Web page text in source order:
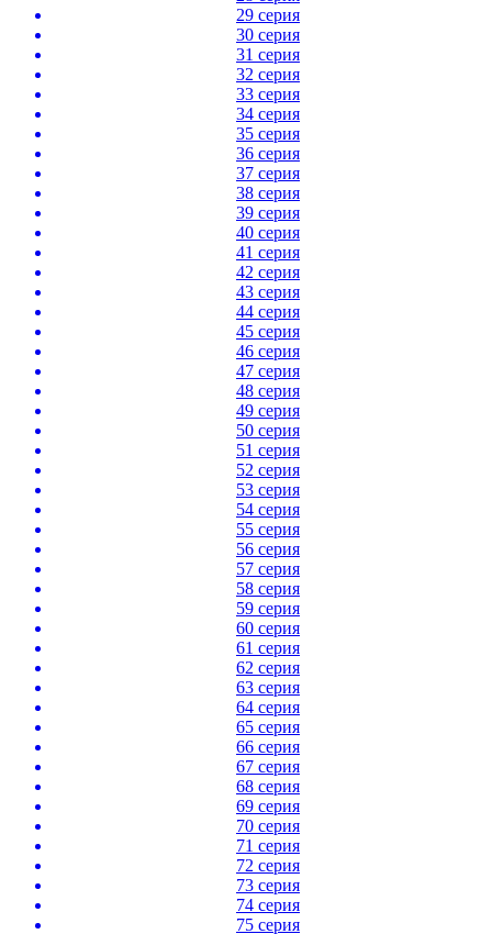
29 серия
30 серия
31 серия
32 серия
33 серия
34 серия
35 серия
36 серия
37 серия
38 серия
39 серия
40 серия
41 серия
42 серия
43 серия
44 серия
45 серия
46 серия
47 серия
48 серия
49 серия
50 серия
51 серия
52 серия
53 серия
54 серия
55 серия
56 серия
57 серия
58 серия
59 серия
60 серия
61 серия
62 серия
63 серия
64 серия
65 серия
66 серия
67 серия
68 серия
69 серия
70 серия
71 серия
72 серия
73 серия
74 серия
75 серия